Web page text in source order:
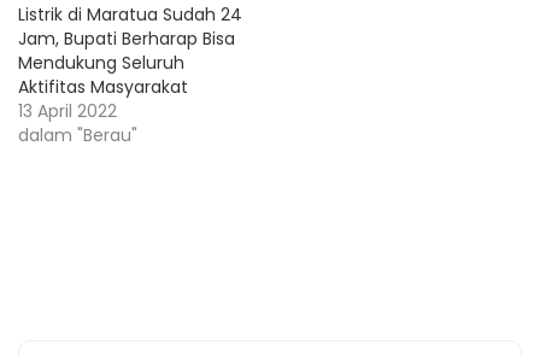
Listrik di Maratua Sudah 24
Jam, Bupati Berharap Bisa
Mendukung Seluruh
Aktifitas Masyarakat
13 April 2022
dalam "Berau"